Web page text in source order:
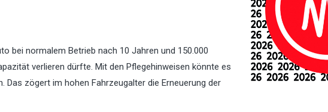
bei normalem Betrieb nach 10 Jahren und 150.000
verlieren dürfte. Mit den Pflegehinweisen könnte es
zögert im hohen Fahrzeugalter die Erneuerung der